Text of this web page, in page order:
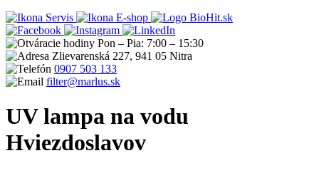
Servis
E-shop
Pon – Pia: 7:00 – 15:30
Zlievarenská 227, 941 05 Nitra
0907 503 133
filter@marlus.sk
UV lampa na vodu
Hviezdoslavov